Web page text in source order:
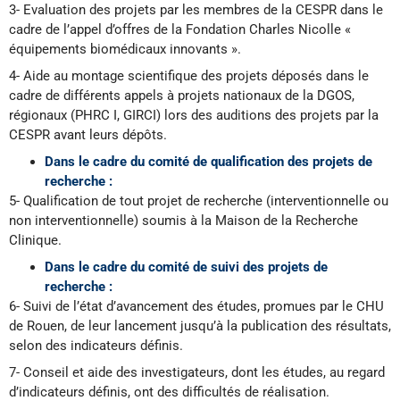
3- Evaluation des projets par les membres de la CESPR dans le
cadre de l’appel d’offres de la Fondation Charles Nicolle «
équipements biomédicaux innovants ».
4- Aide au montage scientifique des projets déposés dans le
cadre de différents appels à projets nationaux de la DGOS,
régionaux (PHRC I, GIRCI) lors des auditions des projets par la
CESPR avant leurs dépôts.
Dans le cadre du comité de qualification des projets de
recherche :
5- Qualification de tout projet de recherche (interventionnelle ou
non interventionnelle) soumis à la Maison de la Recherche
Clinique.
Dans le cadre du comité de suivi des projets de
recherche :
6- Suivi de l’état d’avancement des études, promues par le CHU
de Rouen, de leur lancement jusqu’à la publication des résultats,
selon des indicateurs définis.
7- Conseil et aide des investigateurs, dont les études, au regard
d’indicateurs définis, ont des difficultés de réalisation.